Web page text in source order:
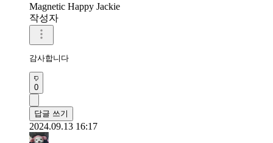
Magnetic Happy Jackie
작성자
감사합니다
0
답글 쓰기
2024.09.13 16:17